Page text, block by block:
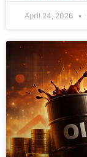
April 24, 2026